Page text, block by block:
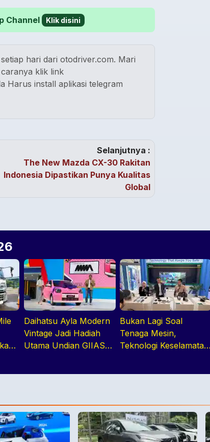
Channel Klik disini
hari dari otodriver.com. Mari
klik link
Harus install aplikasi telegram
Selanjutnya :
The New Mazda CX-30 Rakitan
Indonesia Dipastikan Punya Kualitas
Global
Daihatsu Ayla Modern
Vintage Jadi Hadiah
Utama Undian GIIAS
Bukan Lagi Soal
Tenaga Mesin,
Teknologi Keselamatan